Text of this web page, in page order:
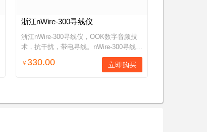
浙江nWire-300寻线仪
浙江nWire-300寻线仪，OOK数字音频技
术，抗干扰，带电寻线。nWire-300寻线
仪/线缆测试仪，帮助网络工程人员迅速排
查以太网双绞线、电话线、同轴线等线缆
￥ 330.00 立即购买